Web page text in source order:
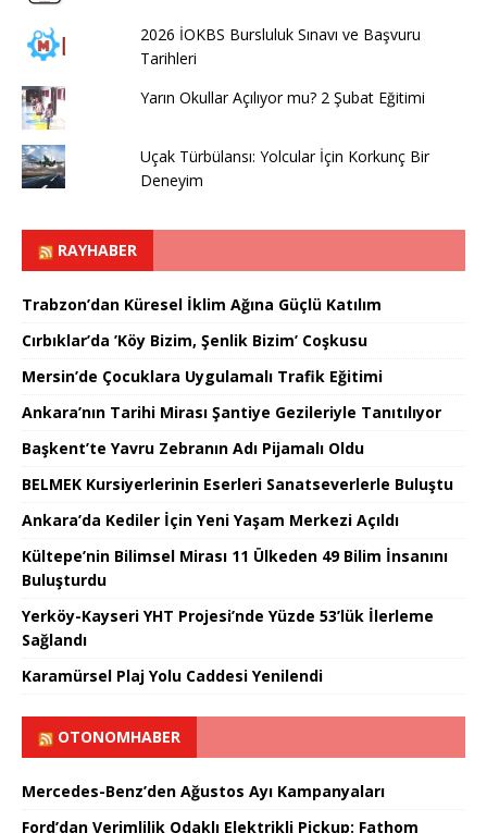
2026 İOKBS Bursluluk Sınavı ve Başvuru
Tarihleri
Yarın Okullar Açılıyor mu? 2 Şubat Eğitimi
Uçak Türbülansı: Yolcular İçin Korkunç Bir
Deneyim
RAYHABER
Trabzon’dan Küresel İklim Ağına Güçlü Katılım
Cırbıklar’da ’Köy Bizim, Şenlik Bizim’ Coşkusu
Mersin’de Çocuklara Uygulamalı Trafik Eğitimi
Ankara’nın Tarihi Mirası Şantiye Gezileriyle Tanıtılıyor
Başkent’te Yavru Zebranın Adı Pijamalı Oldu
BELMEK Kursiyerlerinin Eserleri Sanatseverlerle Buluştu
Ankara’da Kediler İçin Yeni Yaşam Merkezi Açıldı
Kültepe’nin Bilimsel Mirası 11 Ülkeden 49 Bilim İnsanını
Buluşturdu
Yerköy-Kayseri YHT Projesi’nde Yüzde 53’lük İlerleme
Sağlandı
Karamürsel Plaj Yolu Caddesi Yenilendi
OTONOMHABER
Mercedes-Benz’den Ağustos Ayı Kampanyaları
Ford’dan Verimlilik Odaklı Elektrikli Pickup: Fathom